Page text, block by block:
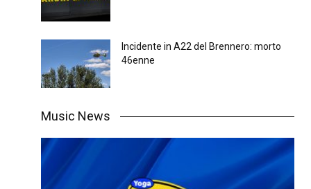
Incidente in A22 del Brennero: morto
46enne
Music News